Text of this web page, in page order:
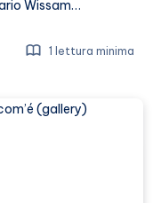
Wissam…
1 lettura minima